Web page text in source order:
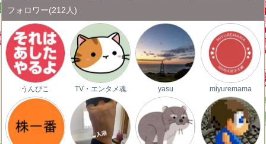
フォロワー(212人)
うんぴこ TV・エンタメ魂 yasu miyuremama